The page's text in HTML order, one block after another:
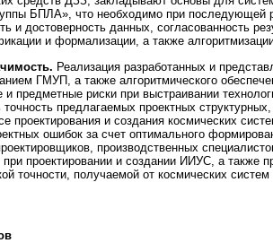
БПЛА», что необходимо при последующей
и достоверность данных, согласованность
и формализации, а также
Реализация разработанных и
ГМУП, а также алгоритмического
и предметные риски при выстраивании
предлагаемых проектных
проектирования и создания космических
ошибок за счет оптимального
производственных
проектировании и создании ИИУС, а также
точности, получаемой от космических